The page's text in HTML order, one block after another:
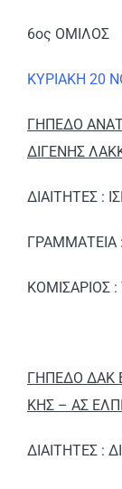
6ος ΟΜΙΛΟΣ
ΚΥΡΙΑΚΗ 20
ΓΗΠΕΔΟ
ΔΙΓΕΝΗΣ
ΔΙΑΙΤΗΤΕΣ :
ΓΡΑΜΜΑΤΕΙΑ :
ΚΟΜΙΣΑΡΙΟΣ
ΓΗΠΕΔΟ ΔΑΚ
ΚΗΣ – ΑΣ
ΔΙΑΙΤΗΤΕΣ :